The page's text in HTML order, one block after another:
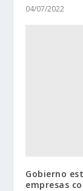
04/07/2022
Gobierno
empresas